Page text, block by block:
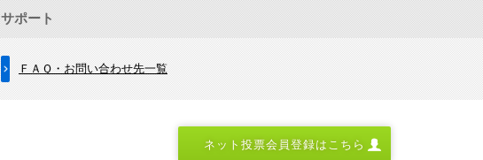
サポート
ＦＡＱ・お問い合わせ先一覧
ネット投票会員登録はこちら